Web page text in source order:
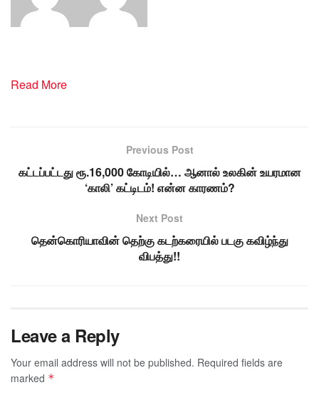
Read More
Previous Post
கட்டப்பட்டது ரூ.16,000 கோடியில்… ஆனால் உலகின் உயரமான
‘காலி’ கட்டிடம்! என்ன காரணம்?
Next Post
தென்கொரியாவின் தெற்கு கடற்கரையில் படகு கவிழ்ந்து
விபத்து!!
Leave a Reply
Your email address will not be published. Required fields are
marked *